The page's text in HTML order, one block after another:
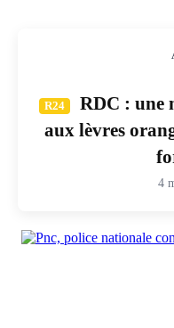
R24
RDC : une
aux lèvres
4